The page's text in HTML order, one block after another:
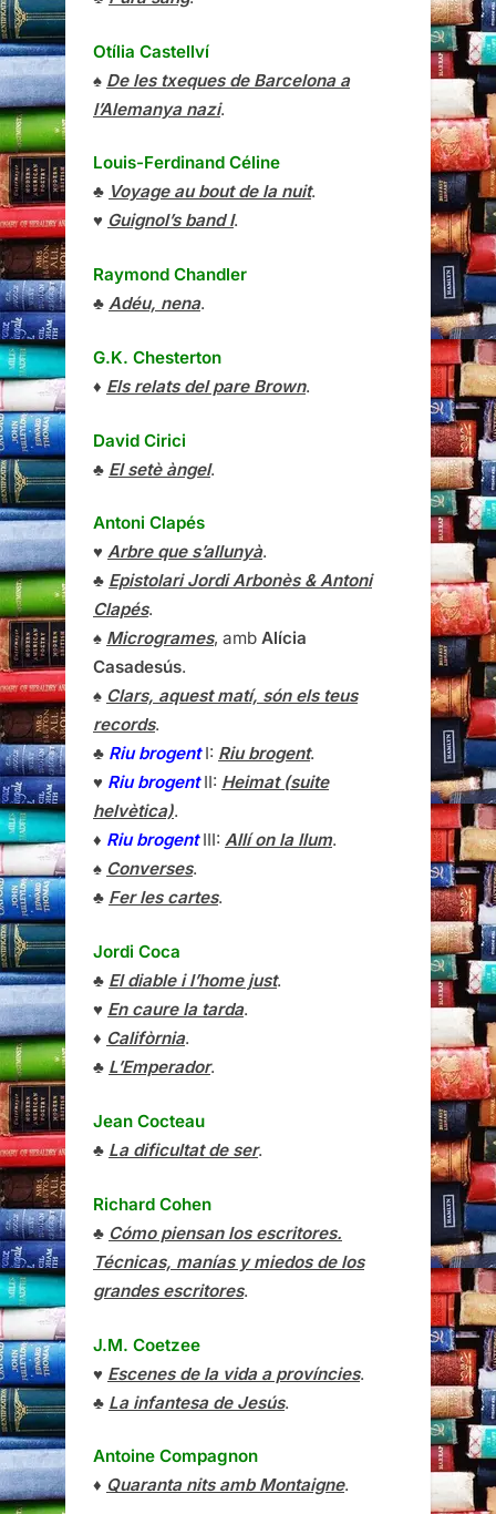
Otília Castellví
♠ De les txeques de Barcelona a
l’Alemanya nazi.
Louis-Ferdinand Céline
♣ Voyage au bout de la nuit.
♥ Guignol’s band I.
Raymond Chandler
♣ Adéu, nena.
G.K. Chesterton
♦ Els relats del pare Brown.
David Cirici
♣ El setè àngel.
Antoni Clapés
♥ Arbre que s’allunyà.
♣ Epistolari Jordi Arbonès & Antoni
Clapés.
♠ Microgrames, amb Alícia
Casadesús.
♠ Clars, aquest matí, són els teus
records.
♣ Riu brogentI: Riu brogent.
♥ Riu brogentII: Heimat (suite
helvètica).
♦ Riu brogentIII: Allí on la llum.
♠ Converses.
♣ Fer les cartes.
Jordi Coca
♣ El diable i l’home just.
♥ En caure la tarda.
♦ Califòrnia.
♣ L’Emperador.
Jean Cocteau
♣ La dificultat de ser.
Richard Cohen
♣ Cómo piensan los escritores.
Técnicas, manías y miedos de los
grandes escritores.
J.M. Coetzee
♥ Escenes de la vida a províncies.
♣ La infantesa de Jesús.
Antoine Compagnon
♦ Quaranta nits amb Montaigne.